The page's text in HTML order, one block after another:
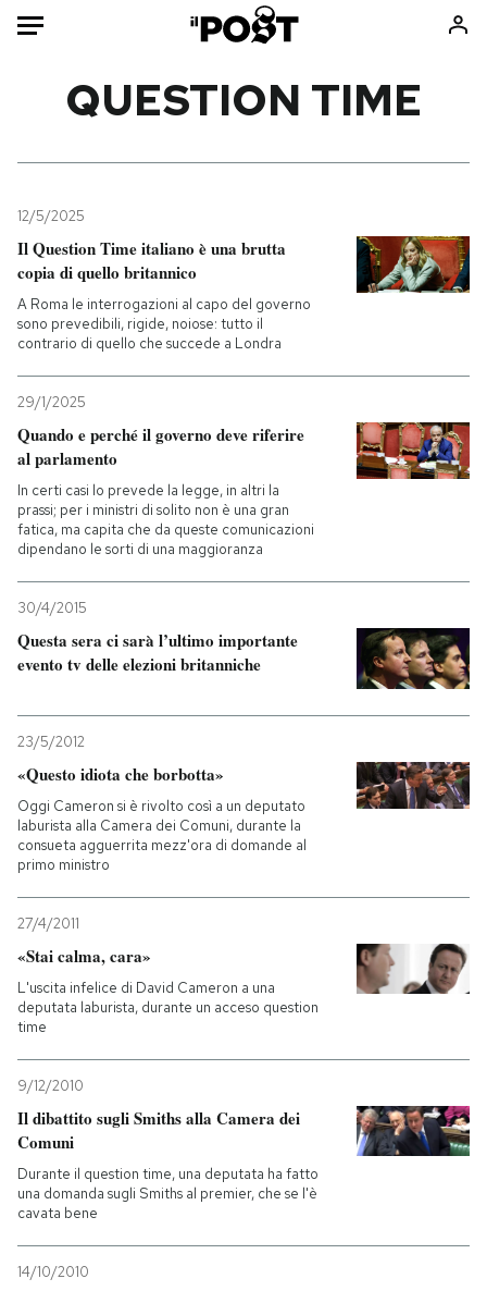
Mondo
Politica
Tecnologia
Internet
Scienza
Economia
Sport
Consumismi
Ok Boomer!
Media
Mondiali calcio 2026
PODCAST
NEWSLETTER
I MIEI PREFERITI
SHOP
CALENDARIO
QUESTION TIME
12/5/2025
Il Question Time italiano è una brutta
copia di quello britannico
A Roma le interrogazioni al capo del governo
sono prevedibili, rigide, noiose: tutto il
contrario di quello che succede a Londra
29/1/2025
Quando e perché il governo deve riferire
al parlamento
In certi casi lo prevede la legge, in altri la
prassi; per i ministri di solito non è una gran
fatica, ma capita che da queste comunicazioni
dipendano le sorti di una maggioranza
30/4/2015
Questa sera ci sarà l’ultimo importante
evento tv delle elezioni britanniche
23/5/2012
«Questo idiota che borbotta»
Oggi Cameron si è rivolto così a un deputato
laburista alla Camera dei Comuni, durante la
consueta agguerrita mezz'ora di domande al
primo ministro
27/4/2011
«Stai calma, cara»
L'uscita infelice di David Cameron a una
deputata laburista, durante un acceso question
time
9/12/2010
Il dibattito sugli Smiths alla Camera dei
Comuni
Durante il question time, una deputata ha fatto
una domanda sugli Smiths al premier, che se l'è
cavata bene
14/10/2010